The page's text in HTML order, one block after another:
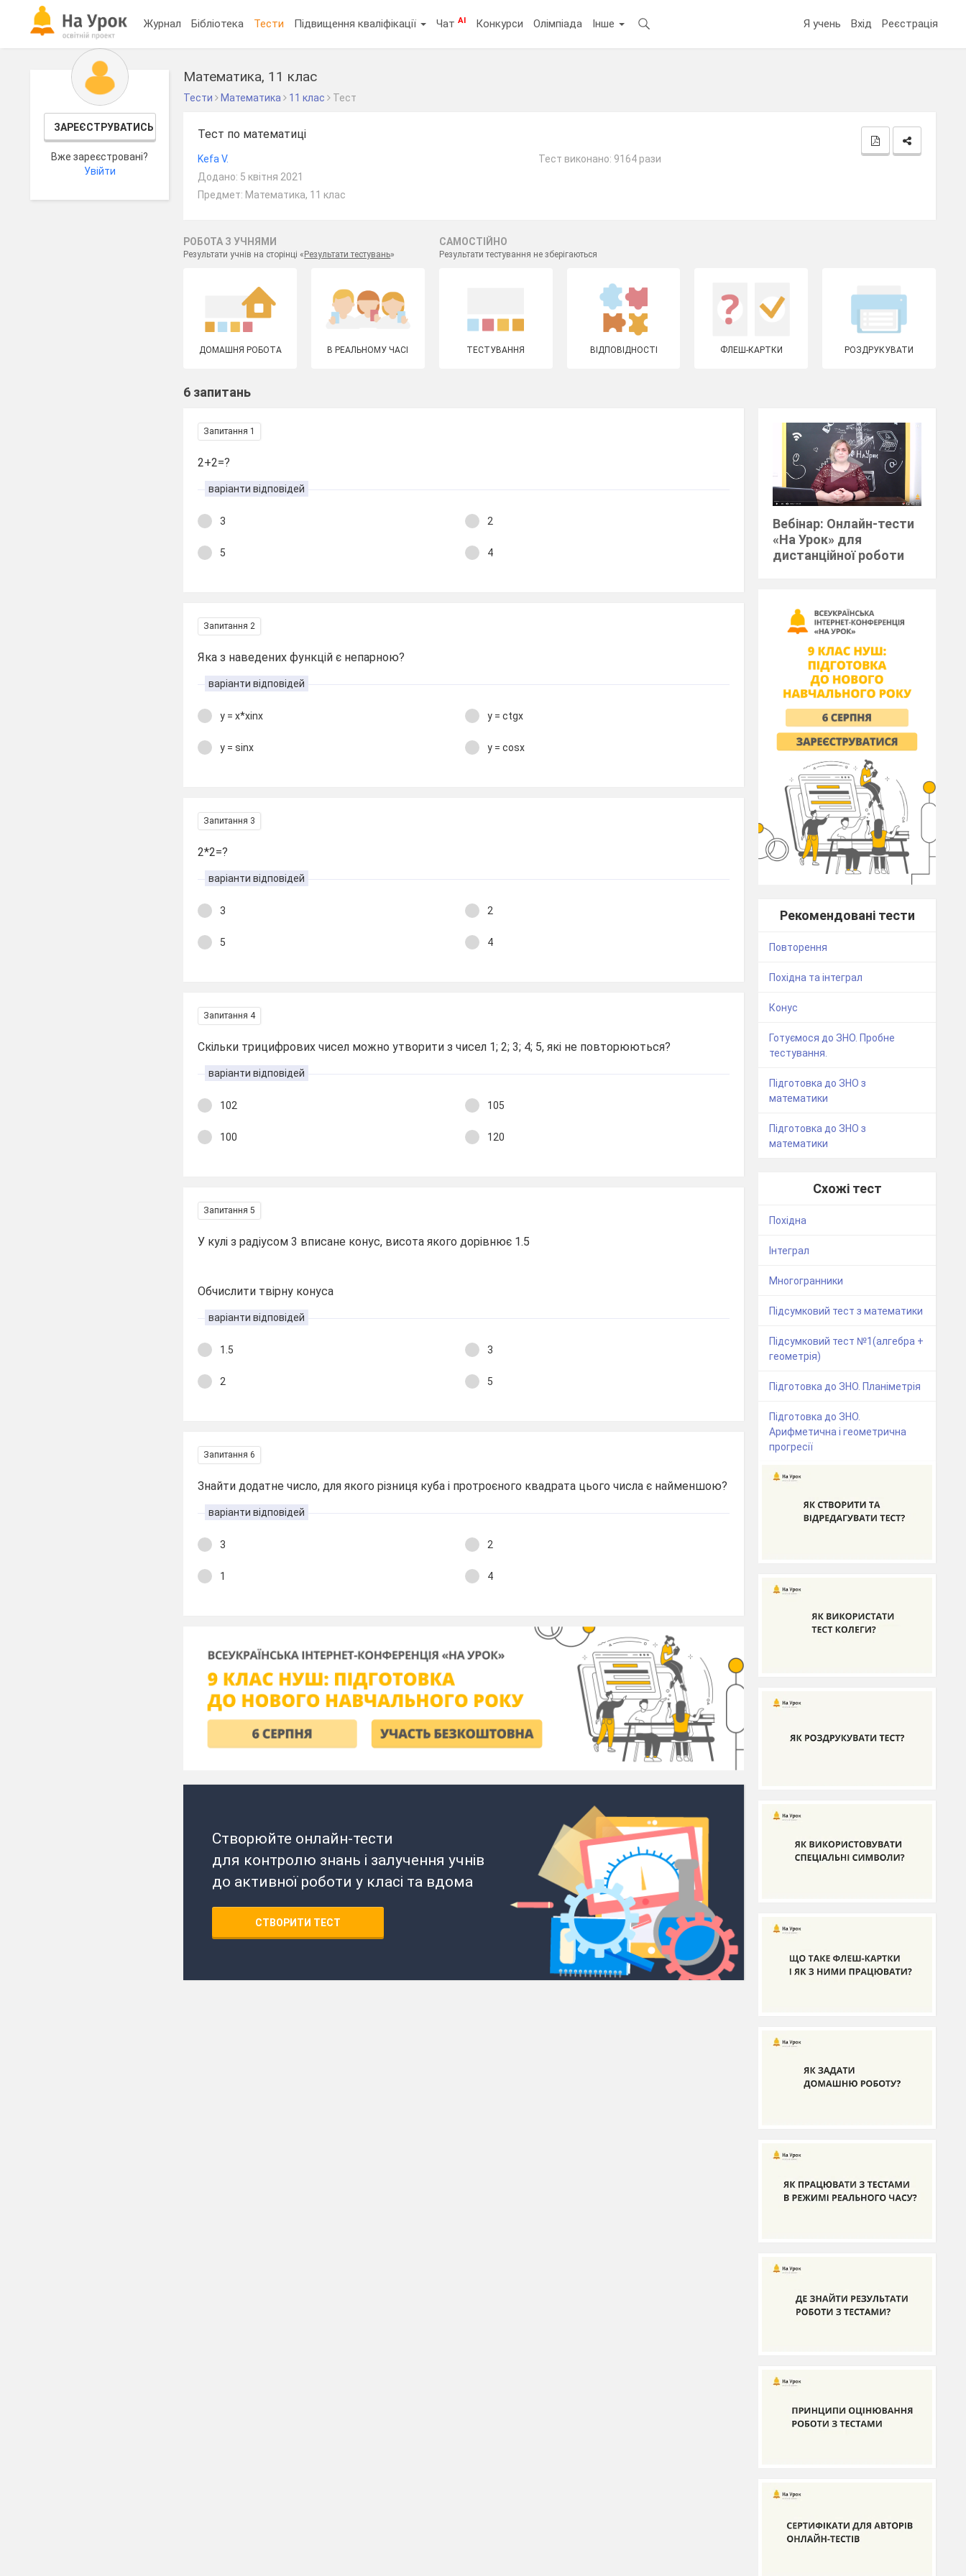
Журнал Бібліотека Тести Підвищення кваліфікації ЧатAI Конкурси Олімпіада Інше Я учень Вхід Реєстрація
ЗАРЕЄСТРУВАТИСЬ
Вже зареєстровані?
Увійти
Математика, 11 клас
Тести Математика 11 клас Тест
Тест по математиці
Kefa V.
Додано: 5 квітня 2021
Предмет: Математика, 11 клас
Тест виконано: 9164 рази
РОБОТА З УЧНЯМИ
Результати учнів на сторінці «Результати тестувань»
САМОСТІЙНО
Результати тестування не зберігаються
ДОМАШНЯ РОБОТА В РЕАЛЬНОМУ ЧАСІ ТЕСТУВАННЯ ВІДПОВІДНОСТІ ФЛЕШ-КАРТКИ РОЗДРУКУВАТИ
6 запитань
Запитання 1
2+2=?
варіанти відповідей
3 2
5 4
Запитання 2
Яка з наведених функцій є непарною?
варіанти відповідей
y = x*xinx y = ctgx
y = sinx y = cosx
Запитання 3
2*2=?
варіанти відповідей
3 2
5 4
Запитання 4
Скільки трицифрових чисел можно утворити з чисел 1; 2; 3; 4; 5, які не повторюються?
варіанти відповідей
102 105
100 120
Запитання 5
У кулі з радіусом 3 вписане конус, висота якого дорівнює 1.5
Обчислити твірну конуса
варіанти відповідей
1.5 3
2 5
Запитання 6
Знайти додатне число, для якого різниця куба і протроєного квадрата цього числа є найменшою?
варіанти відповідей
3 2
1 4
Створюйте онлайн-тести
для контролю знань і залучення учнів
до активної роботи у класі та вдома
СТВОРИТИ ТЕСТ
Вебінар: Онлайн-тести
«На Урок» для
дистанційної роботи
Рекомендовані тести
Повторення
Похідна та інтеграл
Конус
Готуємося до ЗНО. Пробне
тестування.
Підготовка до ЗНО з
математики
Підготовка до ЗНО з
математики
Схожі тест
Похідна
Інтеграл
Многогранники
Підсумковий тест з математики
Підсумковий тест №1(алгебра +
геометрія)
Підготовка до ЗНО. Планіметрія
Підготовка до ЗНО.
Арифметична і геометрична
прогресії